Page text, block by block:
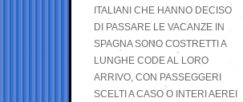
ITALIANI CHE HANNO DECISO
DI PASSARE LE VACANZE IN
SPAGNA SONO COSTRETTI A
LUNGHE CODE AL LORO
ARRIVO, CON PASSEGGERI
SCELTI A CASO O INTERI AEREI